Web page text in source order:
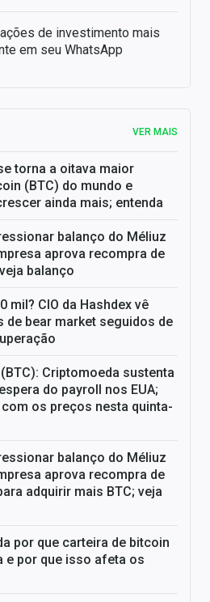
de investimento mais
em seu WhatsApp
VER MAIS
torna a oitava maior
(BTC) do mundo e
ainda mais; entenda
balanço do Méliuz
aprova recompra de
balanço
mil? CIO da Hashdex vê
de bear market seguidos de
Criptomoeda sustenta
do payroll nos EUA;
os preços nesta quinta-
balanço do Méliuz
aprova recompra de
adquirir mais BTC; veja
por que carteira de bitcoin
e por que isso afeta os